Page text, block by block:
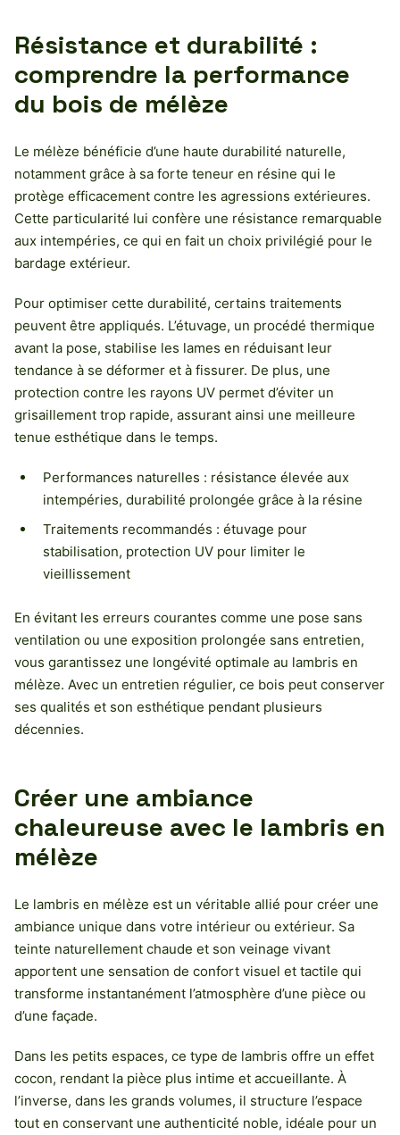
Résistance et durabilité :
comprendre la performance
du bois de mélèze
Le mélèze bénéficie d’une haute durabilité naturelle,
notamment grâce à sa forte teneur en résine qui le
protège efficacement contre les agressions extérieures.
Cette particularité lui confère une résistance remarquable
aux intempéries, ce qui en fait un choix privilégié pour le
bardage extérieur.
Pour optimiser cette durabilité, certains traitements
peuvent être appliqués. L’étuvage, un procédé thermique
avant la pose, stabilise les lames en réduisant leur
tendance à se déformer et à fissurer. De plus, une
protection contre les rayons UV permet d’éviter un
grisaillement trop rapide, assurant ainsi une meilleure
tenue esthétique dans le temps.
Performances naturelles : résistance élevée aux
intempéries, durabilité prolongée grâce à la résine
Traitements recommandés : étuvage pour
stabilisation, protection UV pour limiter le
vieillissement
En évitant les erreurs courantes comme une pose sans
ventilation ou une exposition prolongée sans entretien,
vous garantissez une longévité optimale au lambris en
mélèze. Avec un entretien régulier, ce bois peut conserver
ses qualités et son esthétique pendant plusieurs
décennies.
Créer une ambiance
chaleureuse avec le lambris en
mélèze
Le lambris en mélèze est un véritable allié pour créer une
ambiance unique dans votre intérieur ou extérieur. Sa
teinte naturellement chaude et son veinage vivant
apportent une sensation de confort visuel et tactile qui
transforme instantanément l’atmosphère d’une pièce ou
d’une façade.
Dans les petits espaces, ce type de lambris offre un effet
cocon, rendant la pièce plus intime et accueillante. À
l’inverse, dans les grands volumes, il structure l’espace
tout en conservant une authenticité noble, idéale pour un